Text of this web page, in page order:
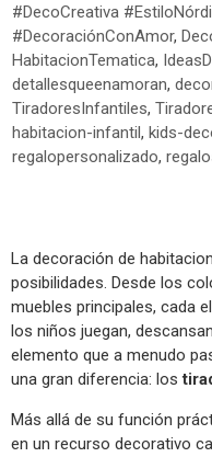
#DecoCreativa
#DecoraciónConAmor,
HabitacionTematica,
detallesqueenamoran,
TiradoresInfantiles,
habitacion-infantil , kids-
regalopersonalizado,
La decoración de
posibilidades. Desde los
muebles principales, cada
los niños juegan,
elemento que a menudo
una gran diferencia: los
Más allá de su función
en un recurso decorativo